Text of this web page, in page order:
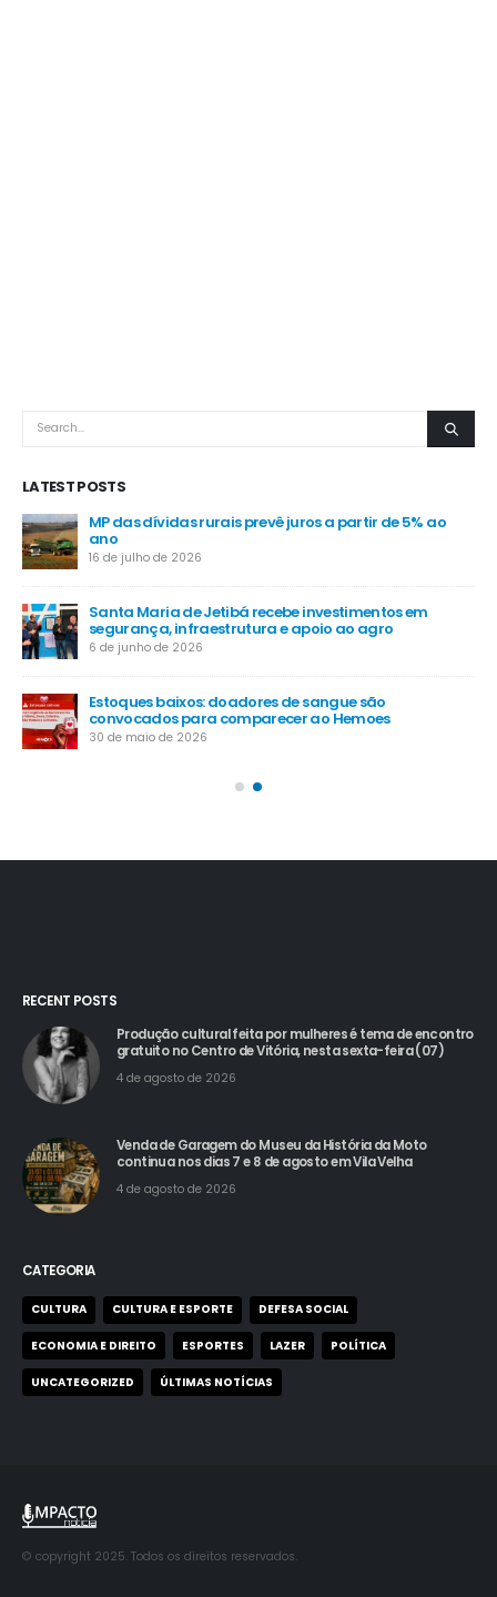
LATEST POSTS
MP das dívidas rurais prevê juros a partir de 5% ao
ano
16 de julho de 2026
Santa Maria de Jetibá recebe investimentos em
segurança, infraestrutura e apoio ao agro
6 de junho de 2026
Estoques baixos: doadores de sangue são
convocados para comparecer ao Hemoes
30 de maio de 2026
RECENT POSTS
Produção cultural feita por mulheres é tema de encontro
gratuito no Centro de Vitória, nesta sexta-feira (07)
4 de agosto de 2026
Venda de Garagem do Museu da História da Moto
continua nos dias 7 e 8 de agosto em Vila Velha
4 de agosto de 2026
CATEGORIA
CULTURA CULTURA E ESPORTE DEFESA SOCIAL
ECONOMIA E DIREITO ESPORTES LAZER POLÍTICA
UNCATEGORIZED ÚLTIMAS NOTÍCIAS
© copyright 2025. Todos os direitos reservados.